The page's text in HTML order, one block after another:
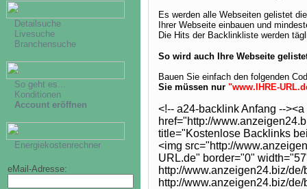
Detailsuche
Livesuche
Branchensuche
So geht es...
Konditionen
Account eröffnen
Energiekostenrechner
eMail-Adresse:
Es werden alle Webseiten gelistet
Ihrer Webseite einbauen und
Die Hits der Backlinkliste werden
So wird auch Ihre Webseite
Bauen Sie einfach den folgenden
Sie müssen nur "www.IHRE-
<!-- a24-backlink Anfang --><a
href="http://
title="Kostenlose Backlinks
<img src="http://
URL.de" border="0"
http://www.anzeigen24.biz/
http://www.anzeigen24.biz/